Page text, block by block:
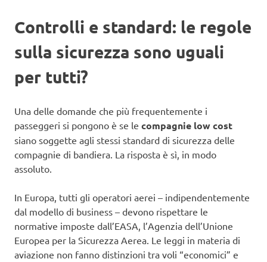
Controlli e standard: le regole
sulla sicurezza sono uguali
per tutti?
Una delle domande che più frequentemente i
passeggeri si pongono è se le compagnie low cost
siano soggette agli stessi standard di sicurezza delle
compagnie di bandiera. La risposta è sì, in modo
assoluto.
In Europa, tutti gli operatori aerei – indipendentemente
dal modello di business – devono rispettare le
normative imposte dall’EASA, l’Agenzia dell’Unione
Europea per la Sicurezza Aerea. Le leggi in materia di
aviazione non fanno distinzioni tra voli “economici” e